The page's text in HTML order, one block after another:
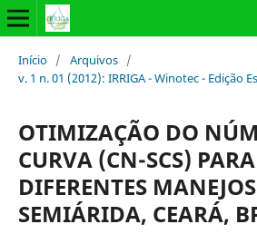
Início / Arquivos /
v. 1 n. 01 (2012): IRRIGA - Winotec - Edição
OTIMIZAÇÃO DO
CURVA (CN-SCS) PARA
DIFERENTES
SEMIÁRIDA, CEARÁ,